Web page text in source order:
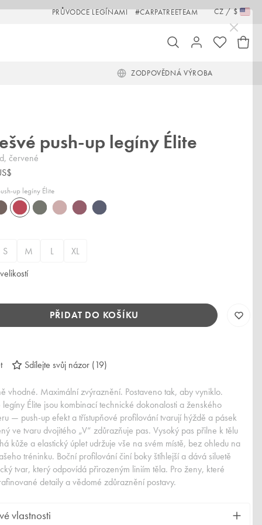
PRŮVODCE LEGÍNAMI #CARPATREETEAM CZ/$
ZODPOVĚDNÁ VÝROBA
push-up legíny Élite
červené
up legíny Élite
Ruby Emerald
Opal AmethystSapphire
S M L
XL
PŘIDAT DO KOŠÍKU
Sdílejte svůj názor (19)
vhodné. Maximální zvýraznění. Postaveno tak, aby vyniklo.
legíny Élite jsou kombinací technické dokonalosti a ženského
— push-up efekt a třístupňové profilování tvarují hýždě a pásek
ve tvaru dvojitého „V“ zdůrazňuje pas. Vysoký pas přilne k tělu
kůže a elastický úplet udržuje vše na svém místě, bez ohledu na
tréninku. Boční profilování činí boky štíhlejší a dává siluetě
tvar, který odpovídá přirozeným liniím těla. Pro ženy, které
detaily a vědomé zdůraznění postavy.
vlastnosti